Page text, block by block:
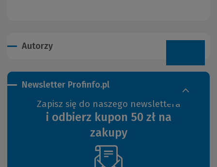
Autorzy
Newsletter Profinfo.pl
Zapisz się do naszego newslettera
i odbierz kupon 50 zł na
zakupy
(Nowe